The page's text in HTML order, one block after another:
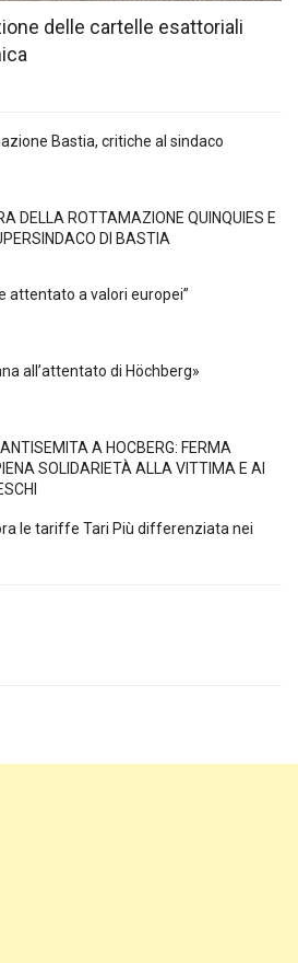
delle cartelle esattoriali
Bastia, critiche al sindaco
DELLA ROTTAMAZIONE QUINQUIES E
DI BASTIA
attentato a valori europei”
all’attentato di Höchberg»
A HÖCBERG: FERMA
SOLIDARIETÀ ALLA VITTIMA E AI
le tariffe Tari Più differenziata nei